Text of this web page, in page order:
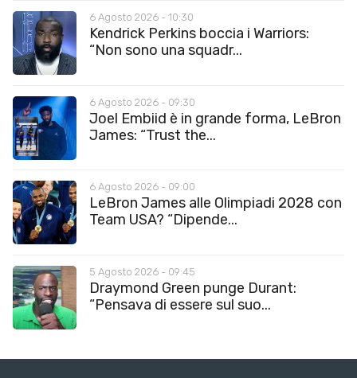
6 Agosto 2026 - 10:30
Kendrick Perkins boccia i Warriors:
“Non sono una squadr...
6 Agosto 2026 - 09:30
Joel Embiid è in grande forma, LeBron
James: “Trust the...
6 Agosto 2026 - 09:00
LeBron James alle Olimpiadi 2028 con
Team USA? “Dipende...
5 Agosto 2026 - 09:45
Draymond Green punge Durant:
“Pensava di essere sul suo...